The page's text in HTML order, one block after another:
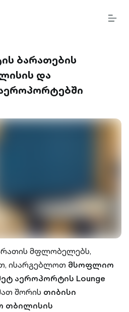
ბარათების
და
მფლობელებს,
ისარგებლოთ მსოფლიო
აეროპორტის Lounge
შორის თიბისი
თბილისის